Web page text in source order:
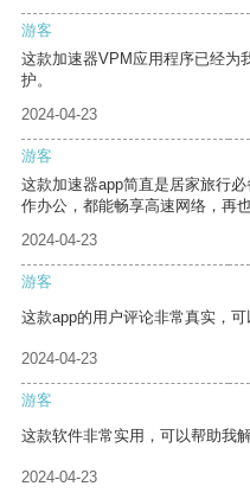
游客
这款加速器VPM应用程序已经为
护。
2024-04-23
游客
这款加速器app简直是居家旅行
作办公，都能畅享高速网络，再
2024-04-23
游客
这款app的用户评论非常真实，可
2024-04-23
游客
这款软件非常实用，可以帮助我
2024-04-23